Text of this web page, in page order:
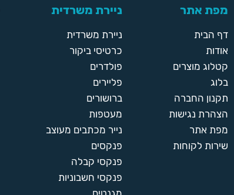
מפת אתר
דף הבית
אודות
קטלוג מוצרים
בלוג
תקנון החברה
הצהרת נגישות
מפת אתר
שירות לקוחות
ניירת משרדית
ניירת משרדית
כרטיסי ביקור
פולדרים
פליירים
ברושורים
מעטפות
נייר מכתבים מעוצב
פנקסים
פנקסי קבלה
פנקסי חשבוניות